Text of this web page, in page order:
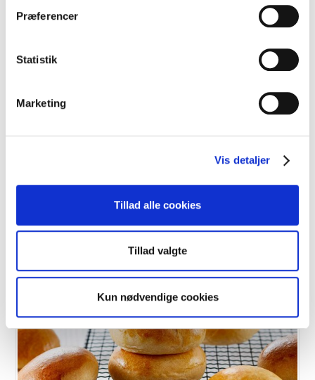
Præferencer
Statistik
Marketing
Vis detaljer
Tillad alle cookies
Tillad valgte
Kun nødvendige cookies
Sprøde vandbakkelser med solbær og flødeskum